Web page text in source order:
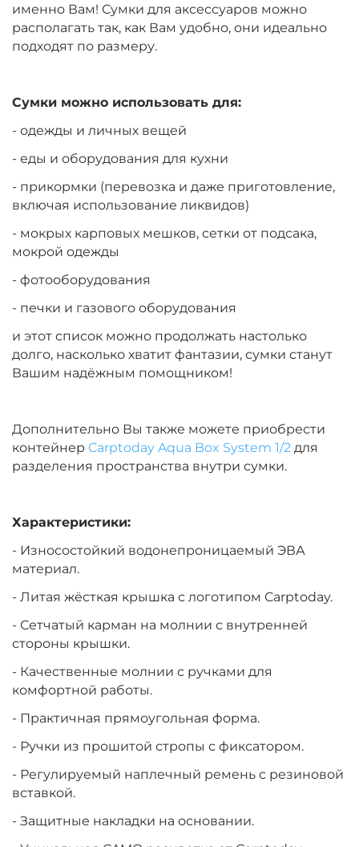
именно Вам! Сумки для аксессуаров можно
располагать так, как Вам удобно, они идеально
подходят по размеру.
Сумки можно использовать для:
- одежды и личных вещей
- еды и оборудования для кухни
- прикормки (перевозка и даже приготовление,
включая использование ликвидов)
- мокрых карповых мешков, сетки от подсака,
мокрой одежды
- фотооборудования
- печки и газового оборудования
и этот список можно продолжать настолько
долго, насколько хватит фантазии, сумки станут
Вашим надёжным помощником!
Дополнительно Вы также можете приобрести
контейнер Carptoday Aqua Box System 1/2 для
разделения пространства внутри сумки.
Характеристики:
- Износостойкий водонепроницаемый ЭВА
материал.
- Литая жёсткая крышка с логотипом Carptoday.
- Сетчатый карман на молнии с внутренней
стороны крышки.
- Качественные молнии с ручками для
комфортной работы.
- Практичная прямоугольная форма.
- Ручки из прошитой стропы с фиксатором.
- Регулируемый наплечный ремень с резиновой
вставкой.
- Защитные накладки на основании.